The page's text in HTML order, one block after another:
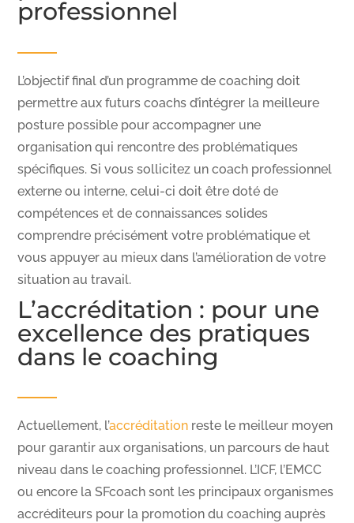
professionnel
L’objectif final d’un programme de coaching doit
permettre aux futurs coachs d’intégrer la meilleure
posture possible pour accompagner une
organisation qui rencontre des problématiques
spécifiques. Si vous sollicitez un coach professionnel
externe ou interne, celui-ci doit être doté de
compétences et de connaissances solides
comprendre précisément votre problématique et
vous appuyer au mieux dans l’amélioration de votre
situation au travail.
L’accréditation : pour une
excellence des pratiques
dans le coaching
Actuellement, l’accréditation reste le meilleur moyen
pour garantir aux organisations, un parcours de haut
niveau dans le coaching professionnel. L’ICF, l’EMCC
ou encore la SFcoach sont les principaux organismes
accréditeurs pour la promotion du coaching auprès